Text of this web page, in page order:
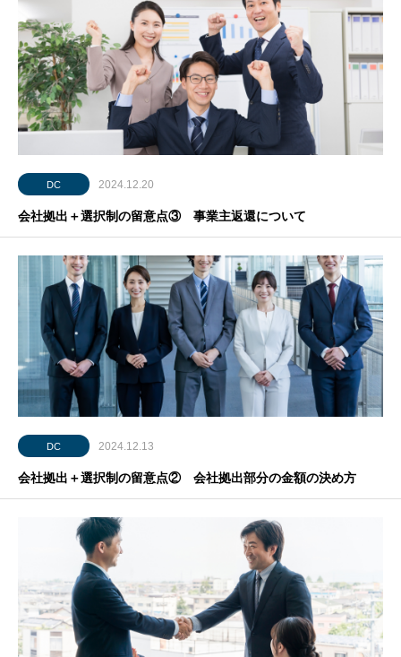
DC 2024.12.20
会社拠出＋選択制の留意点③ 事業主返還について
DC 2024.12.13
会社拠出＋選択制の留意点② 会社拠出部分の金額の決め方